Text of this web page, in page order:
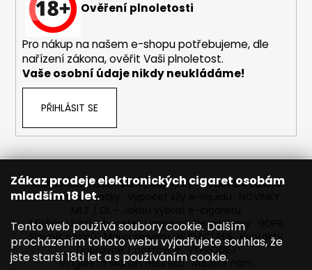
Zákaz prodeje elektronických cigaret osobám
mladším 18 let.
Tento web používá soubory cookie. Dalším
procházením tohoto webu vyjadřujete souhlas, že
jste starší 18ti let a s používáním cookie.
Ověření plnoletosti
Pro nákup na našem e-shopu potřebujeme, dle
nařízení zákona, ověřit Vaši plnoletost.
Vaše osobní údaje nikdy neukládáme!
PŘIHLÁSIT SE
Reklamace Obchodní podmínky Sledování zásilek
Prodávané značky
Míchání bází a boosteru Imperia Newslettery
Slovník pojmů Mapa serveru HLÍDACÍ PES Kontakty
Dopravné / poštovné VÝPRODEJ
ecigareta Marion Heureka Napište nám